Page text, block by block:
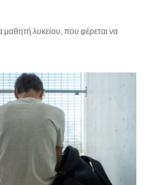
λυκείου, που φέρεται να